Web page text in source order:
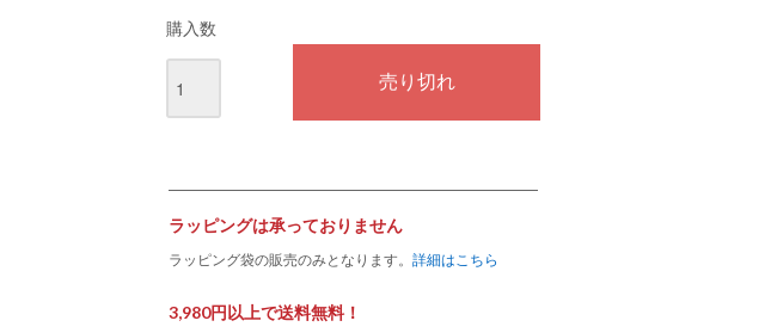
購入数
ラッピングは承っておりません
ラッピング袋の販売のみとなります。 詳細はこちら
3,980円以上で送料無料！